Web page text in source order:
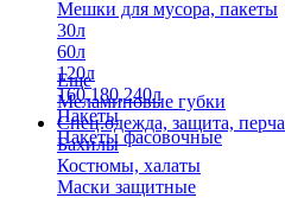
Мешки для мусора, пакеты
30л
60л
120л
160,180,240л
Пакеты
Пакеты фасовочные
Еще
Меламиновые губки
Спец.одежда, защита,
Бахилы
Костюмы, халаты
Маски защитные